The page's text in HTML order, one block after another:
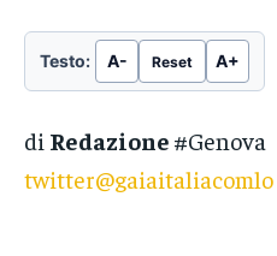
Testo: A- Reset A+
di Redazione #Genova
twitter@gaiaitaliacomlo